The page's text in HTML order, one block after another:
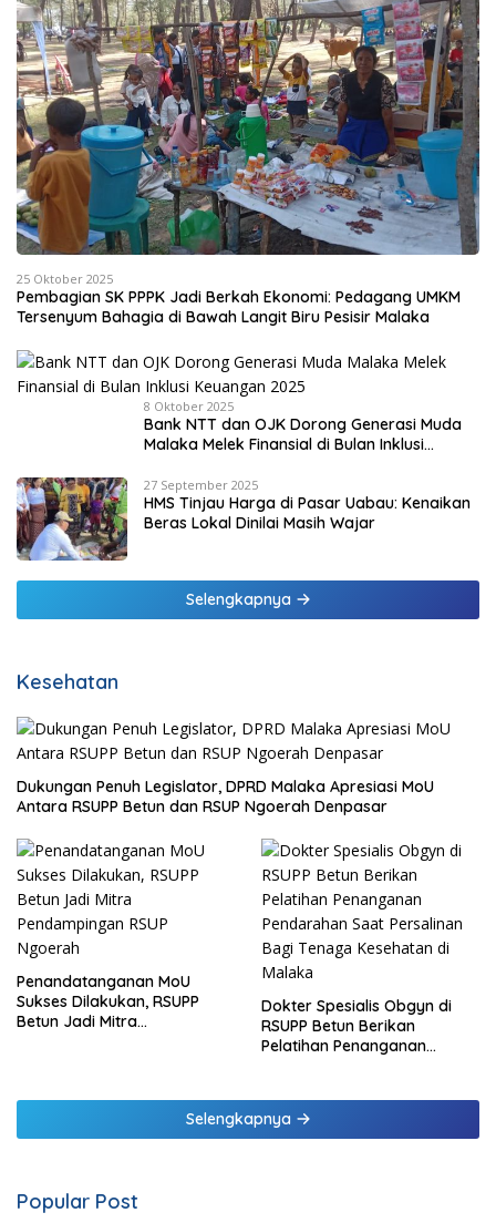
25 Oktober 2025
Pembagian SK PPPK Jadi Berkah Ekonomi: Pedagang UMKM
Tersenyum Bahagia di Bawah Langit Biru Pesisir Malaka
8 Oktober 2025
Bank NTT dan OJK Dorong Generasi Muda
Malaka Melek Finansial di Bulan Inklusi
27 September 2025
HMS Tinjau Harga di Pasar Uabau: Kenaikan
Beras Lokal Dinilai Masih Wajar
Selengkapnya
Kesehatan
Dukungan Penuh Legislator, DPRD Malaka Apresiasi MoU
Antara RSUPP Betun dan RSUP Ngoerah Denpasar
Penandatanganan MoU
Sukses Dilakukan, RSUPP
Betun Jadi Mitra
Dokter Spesialis Obgyn di
RSUPP Betun Berikan
Pelatihan Penanganan
Malaka
Selengkapnya
Popular Post